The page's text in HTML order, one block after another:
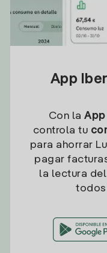
App
Con la
controla tu
para ahorrar
pagar
la lectura
todos